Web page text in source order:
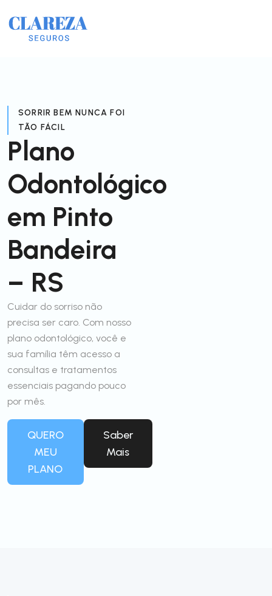
SORRIR BEM NUNCA FOI
TÃO FÁCIL
Plano
Odontológico
em Pinto
Bandeira
– RS
Cuidar do sorriso não
precisa ser caro. Com nosso
plano odontológico, você e
sua família têm acesso a
consultas e tratamentos
essenciais pagando pouco
por mês.
QUERO
MEU
PLANO
Saber
Mais